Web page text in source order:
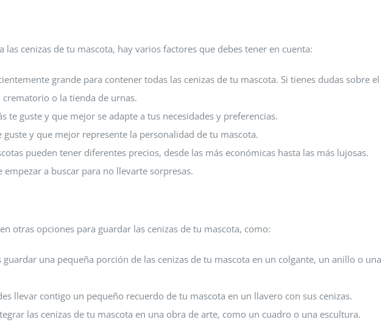
las cenizas de tu mascota, hay varios factores que debes tener en cuenta:
grande para contener todas las cenizas de tu mascota. Si tienes dudas sobre el
o la tienda de urnas.
te guste y que mejor se adapte a tus necesidades y preferencias.
guste y que mejor represente la personalidad de tu mascota.
pueden tener diferentes precios, desde las más económicas hasta las más lujosas.
empezar a buscar para no llevarte sorpresas.
otras opciones para guardar las cenizas de tu mascota, como:
guardar una pequeña porción de las cenizas de tu mascota en un colgante, un anillo o una
llevar contigo un pequeño recuerdo de tu mascota en un llavero con sus cenizas.
las cenizas de tu mascota en una obra de arte, como un cuadro o una escultura.